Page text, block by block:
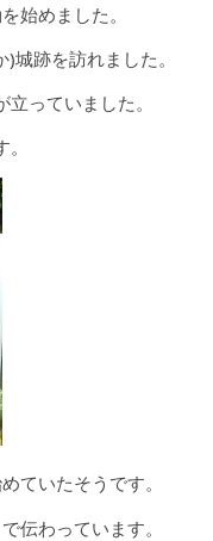
始めました。
跡を訪れました。
っていました。
ていたそうです。
伝わっています。